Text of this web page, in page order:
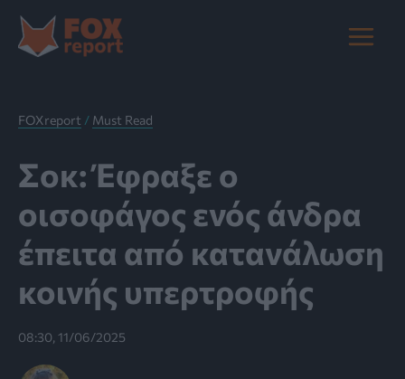
στο
περιεχόμενο
Main
FOXreport / Must Read
Σοκ: Έφραξε ο
οισοφάγος ενός άνδρα
έπειτα από κατανάλωση
κοινής υπερτροφής
08:30, 11/06/2025